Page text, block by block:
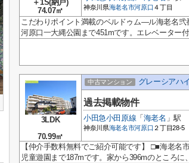
＋1S(納戸)
74.07㎡
神奈川県海老名市河原口 ４丁目
こだわりポイント満載のベルドゥム―ル海老名
河原口一大縄公園まで451mです。エレベーター
3LDK
70.99㎡
中古マンション グレーシアハ
過去掲載物件
小田急小田原線 「 海老名 」駅
神奈川県海老名市河原口 ２丁目28-5
【仲介手数料無料でご紹介可能です】 □■海老
児童遊園まで187mです。家から396mのところ